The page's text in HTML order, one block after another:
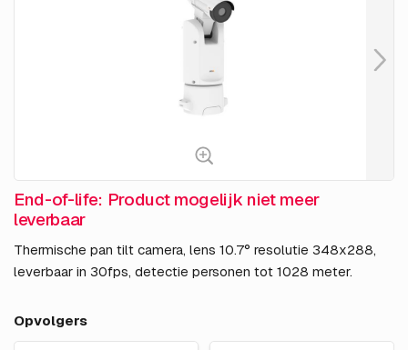
End-of-life: Product mogelijk niet meer
leverbaar
Thermische pan tilt camera, lens 10.7° resolutie 348x288,
leverbaar in 30fps, detectie personen tot 1028 meter.
Opvolgers